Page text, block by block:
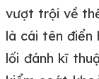
vượt trội về
là cái tên điển
lối đánh kĩ